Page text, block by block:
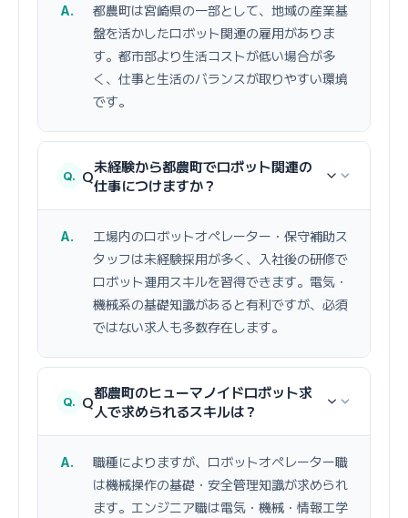
都農町は宮崎県の一部として、地域の産業基
盤を活かしたロボット関連の雇用がありま
す。都市部より生活コストが低い場合が多
く、仕事と生活のバランスが取りやすい環境
です。
Q未経験から都農町でロボット関連の
仕事につけますか？
工場内のロボットオペレーター・保守補助ス
タッフは未経験採用が多く、入社後の研修で
ロボット運用スキルを習得できます。電気・
機械系の基礎知識があると有利ですが、必須
ではない求人も多数存在します。
Q都農町のヒューマノイドロボット求
人で求められるスキルは？
職種によりますが、ロボットオペレーター職
は機械操作の基礎・安全管理知識が求められ
ます。エンジニア職は電気・機械・情報工学